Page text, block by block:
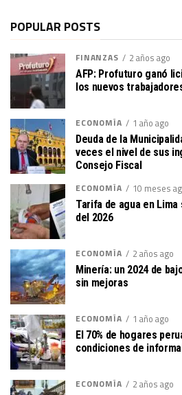
POPULAR POSTS
FINANZAS 2 años ago
AFP: Profuturo ganó
los nuevos
ECONOMÍA 1 año ago
Deuda de la
veces el nivel de sus
Consejo Fiscal
ECONOMÍA
10 meses
Tarifa de agua en Lima
del 2026
ECONOMÍA 2 años ago
Minería: un 2024 de
sin mejoras
ECONOMÍA 1 año ago
El 70% de hogares
condiciones de
ECONOMÍA 2 años ago